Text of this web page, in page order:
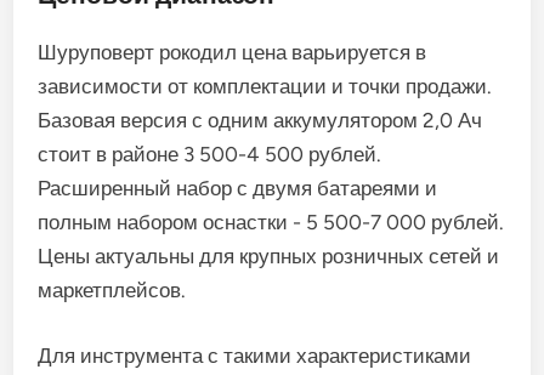
Шуруповерт рокодил цена варьируется в
зависимости от комплектации и точки продажи.
Базовая версия с одним аккумулятором 2,0 Ач
стоит в районе 3 500-4 500 рублей.
Расширенный набор с двумя батареями и
полным набором оснастки - 5 500-7 000 рублей.
Цены актуальны для крупных розничных сетей и
маркетплейсов.
Для инструмента с такими характеристиками